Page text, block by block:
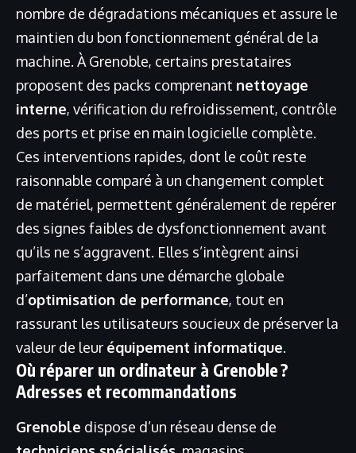
nombre de dégradations mécaniques et assure le
maintien du bon fonctionnement général de la
machine. À Grenoble, certains prestataires
proposent des packs comprenant nettoyage
interne, vérification du refroidissement, contrôle
des ports et prise en main logicielle complète.
Ces interventions rapides, dont le coût reste
raisonnable comparé à un changement complet
de matériel, permettent généralement de repérer
des signes faibles de dysfonctionnement avant
qu’ils ne s’aggravent. Elles s’intègrent ainsi
parfaitement dans une démarche globale
d’optimisation de performance, tout en
rassurant les utilisateurs soucieux de préserver la
valeur de leur équipement informatique.
Où réparer un ordinateur à Grenoble ?
Adresses et recommandations
Grenoble dispose d’un réseau dense de